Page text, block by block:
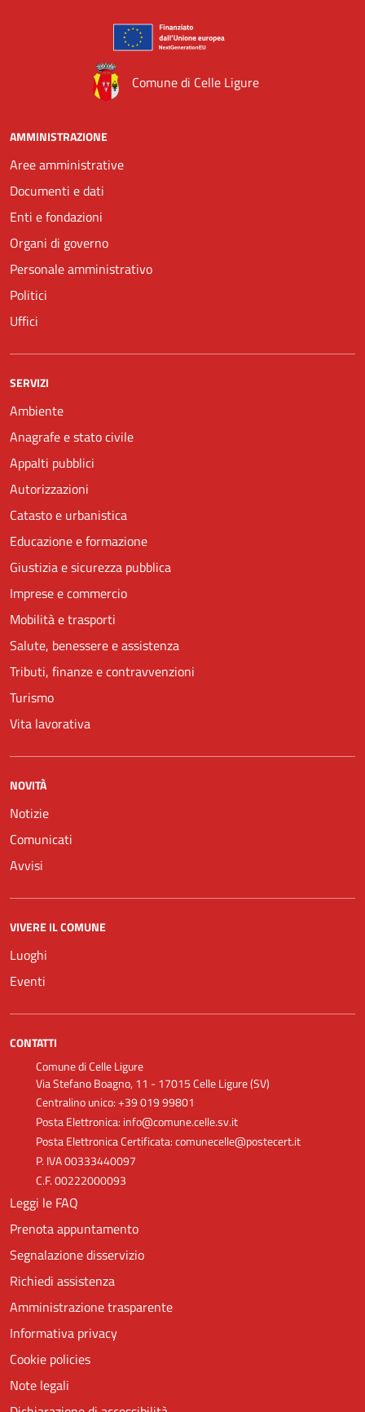
Comune di Celle Ligure
AMMINISTRAZIONE
Aree amministrative
Documenti e dati
Enti e fondazioni
Organi di governo
Personale amministrativo
Politici
Uffici
SERVIZI
Ambiente
Anagrafe e stato civile
Appalti pubblici
Autorizzazioni
Catasto e urbanistica
Educazione e formazione
Giustizia e sicurezza pubblica
Imprese e commercio
Mobilità e trasporti
Salute, benessere e assistenza
Tributi, finanze e contravvenzioni
Turismo
Vita lavorativa
NOVITÀ
Notizie
Comunicati
Avvisi
VIVERE IL COMUNE
Luoghi
Eventi
CONTATTI
Comune di Celle Ligure
Via Stefano Boagno, 11 - 17015 Celle Ligure (SV)
Centralino unico: +39 019 99801
Posta Elettronica: info@comune.celle.sv.it
Posta Elettronica Certificata: comunecelle@postecert.it
P. IVA 00333440097
C.F. 00222000093
Leggi le FAQ
Prenota appuntamento
Segnalazione disservizio
Richiedi assistenza
Amministrazione trasparente
Informativa privacy
Cookie policies
Note legali